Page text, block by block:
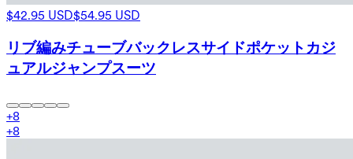
$42.95 USD$54.95 USD
リブ編みチューブバックレスサイドポケットカジ
ュアルジャンプスーツ
+8
+8